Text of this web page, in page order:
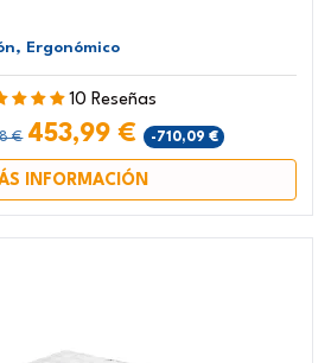
Ergonómico
10 Reseñas
€ 453,99 € -710,09 €
INFORMACIÓN